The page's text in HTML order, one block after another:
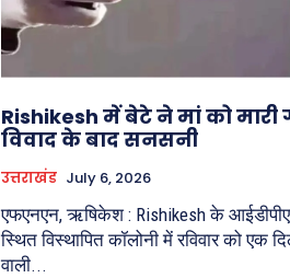
Rishikesh में बेटे ने मां को मारी
विवाद के बाद सनसनी
उत्तराखंड July 6, 2026
एफएनएन, ऋषिकेश : Rishikesh के
स्थित विस्थापित कॉलोनी में रविवार को एक
वाली...